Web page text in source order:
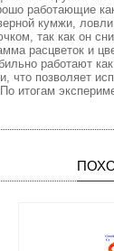
работающие
кумжи,
так как он
расцветок и
работают
позволяет
итогам